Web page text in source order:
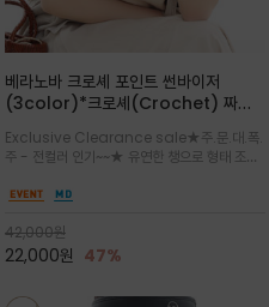
베라노바 크로셰 포인트 썬바이저
(3color)*크로셰(Crochet) 짜임
미닌한 무드를 연출/벨크로 타입이라 휴
대도 간편
Exclusive Clearance sale★주.문.대.폭.
주 - 전컬러 인기~~★ 유연한 챙으로 형태 조절
말아 휴대하기 좋고, 챙의 모양을 살짝 바꿀 수 있
용성을 모두 갖춘 아이템
42,000원
22,000원 47%